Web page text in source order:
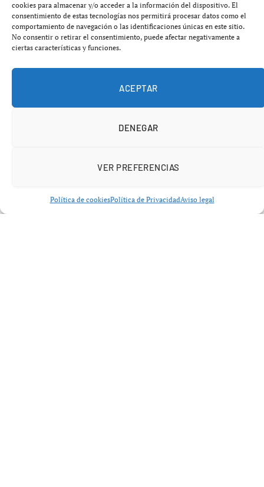
cookies para almacenar y/o acceder a la información del dispositivo. El
consentimiento de estas tecnologías nos permitirá procesar datos como el
comportamiento de navegación o las identificaciones únicas en este sitio.
No consentir o retirar el consentimiento, puede afectar negativamente a
ciertas características y funciones.
ACEPTAR
DENEGAR
VER PREFERENCIAS
Política de cookiesPolítica de PrivacidadAviso legal
blanco. Este encuentro es parte del Grupo 1 dePrimera
RFEF.
ElMéridase presenta tras haber ganado anteriormente
al Castilla por3-0, lo que añade tensión ante el nuevo